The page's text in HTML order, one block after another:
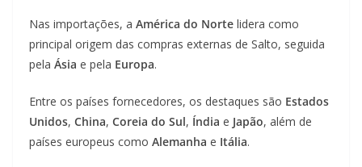
Nas importações, a América do Norte lidera como
principal origem das compras externas de Salto, seguida
pela Ásia e pela Europa.
Entre os países fornecedores, os destaques são Estados
Unidos, China, Coreia do Sul, Índia e Japão, além de
países europeus como Alemanha e Itália.